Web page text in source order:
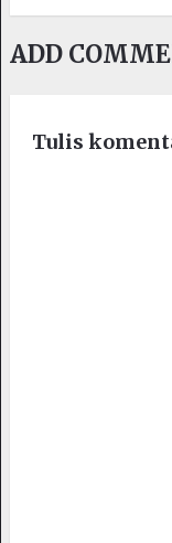
ADD
Tulis